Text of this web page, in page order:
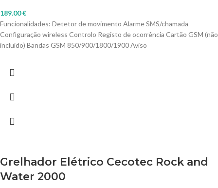
189.00€
Funcionalidades: Detetor de movimento Alarme SMS/chamada
Configuração wireless Controlo Registo de ocorrência Cartão GSM (não
incluído) Bandas GSM 850/900/1800/1900 Aviso
Grelhador Elétrico Cecotec Rock and
Water 2000